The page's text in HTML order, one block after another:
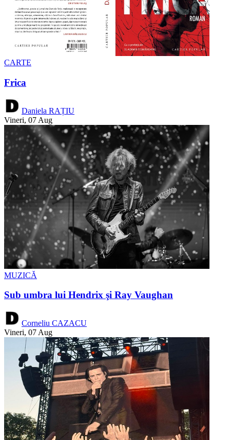
CARTE
Frica
Daniela RAȚIU
Vineri, 07 Aug
MUZICĂ
Sub umbra lui Hendrix şi Ray Vaughan
Corneliu CAZACU
Vineri, 07 Aug